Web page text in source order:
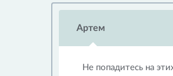
Артем
Не попадитесь на